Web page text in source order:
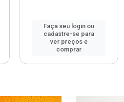
Faça seu login ou
cadastre-se para
ver preços e
comprar